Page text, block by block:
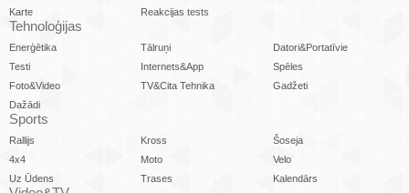
Karte
Reakcijas tests
Tehnoloģijas
Enerģētika Tālruņi
Datori&Portatīvie
Testi
Internets&App
Spēles
Foto&Video
TV&Cita Tehnika
Gadžeti
Dažādi
Sports
Rallijs Kross
Šoseja
4x4
Moto
Velo
Uz Ūdens
Trases Kalendārs